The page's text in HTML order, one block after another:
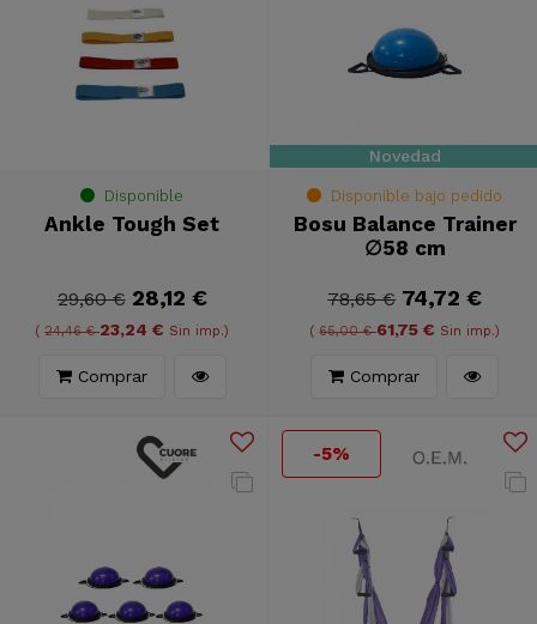
Disponible
Ankle Tough Set
29,60 € 28,12 €
(24,46 €23,24 € Sin imp.)
Comprar
Novedad
Disponible bajo pedido
Bosu Balance Trainer
∅58 cm
78,65 € 74,72 €
(65,00 €61,75 € Sin imp.)
Comprar
-5%